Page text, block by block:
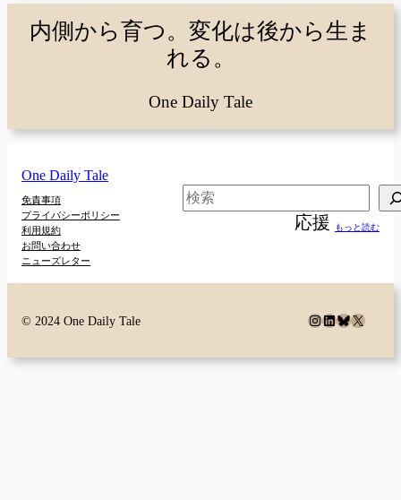
内側から育つ。変化は後から生ま
れる。
One Daily Tale
One Daily Tale
免責事項
プライバシーポリシー
利用規約
お問い合わせ
ニューズレター
検
応援 もっと読む
© 2024 One Daily Tale Instagram
LinkedIn
Bluesky
X